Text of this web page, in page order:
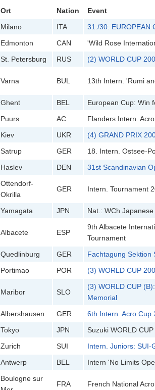
Ort Nation
Event
Milano ITA
31./30. EUROPEAN
Edmonton CAN
'Wild Rose
St. Petersburg RUS (2) WORLD CUP
Varna BUL 13th Intern. 'Rumi
Ghent BEL
European Cup: Win
Puurs AC
Flanders Intern.
Kiev UKR
(4) GRAND PRIX
Satrup GER
18. Intern. Ostsee-
Haslev DEN 31st Scandinavian
Ottendorf-
Okrilla
GER Intern. Tournament
Yamagata JPN Nat.: WCh
Albacete ESP
9th Albacete
Tournament
Quedlinburg GER
Fachtagung Sektion
Portimao POR (3) WORLD CUP
Maribor SLO
(3) WORLD CUP
Memorial
Albershausen GER
6th Intern. Acro Cup
Tokyo JPN
Suzuki WORLD
Zurich SUI
Intern. Juniors: SUI-
Antwerp BEL Intern 'No Limits
Boulogne sur
FRA French National